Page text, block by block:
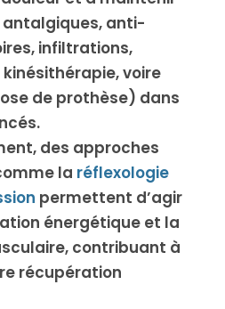
antalgiques, anti-
infiltrations,
voire
de prothèse) dans
des approches
la réflexologie
permettent d’agir
énergétique et la
contribuant à
récupération